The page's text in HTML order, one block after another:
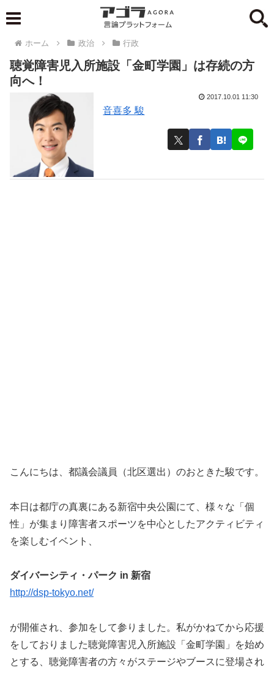
ホーム 政治 行政
聴覚障害児入所施設「金町学園」は存続の方
向へ！
音喜多 駿
2017.10.01 11:30
こんにちは、都議会議員（北区選出）のおときた駿です。
本日は都庁の真裏にある新宿中央公園にて、様々な「個
性」が集まり障害者スポーツを中心としたアクティビティ
を楽しむイベント、
ダイバーシティ・パーク in 新宿
http://dsp-tokyo.net/
が開催され、参加をして参りました。私がかねてから応援
をしておりました聴覚障害児入所施設「金町学園」を始め
とする、聴覚障害者の方々がステージやブースに登場され